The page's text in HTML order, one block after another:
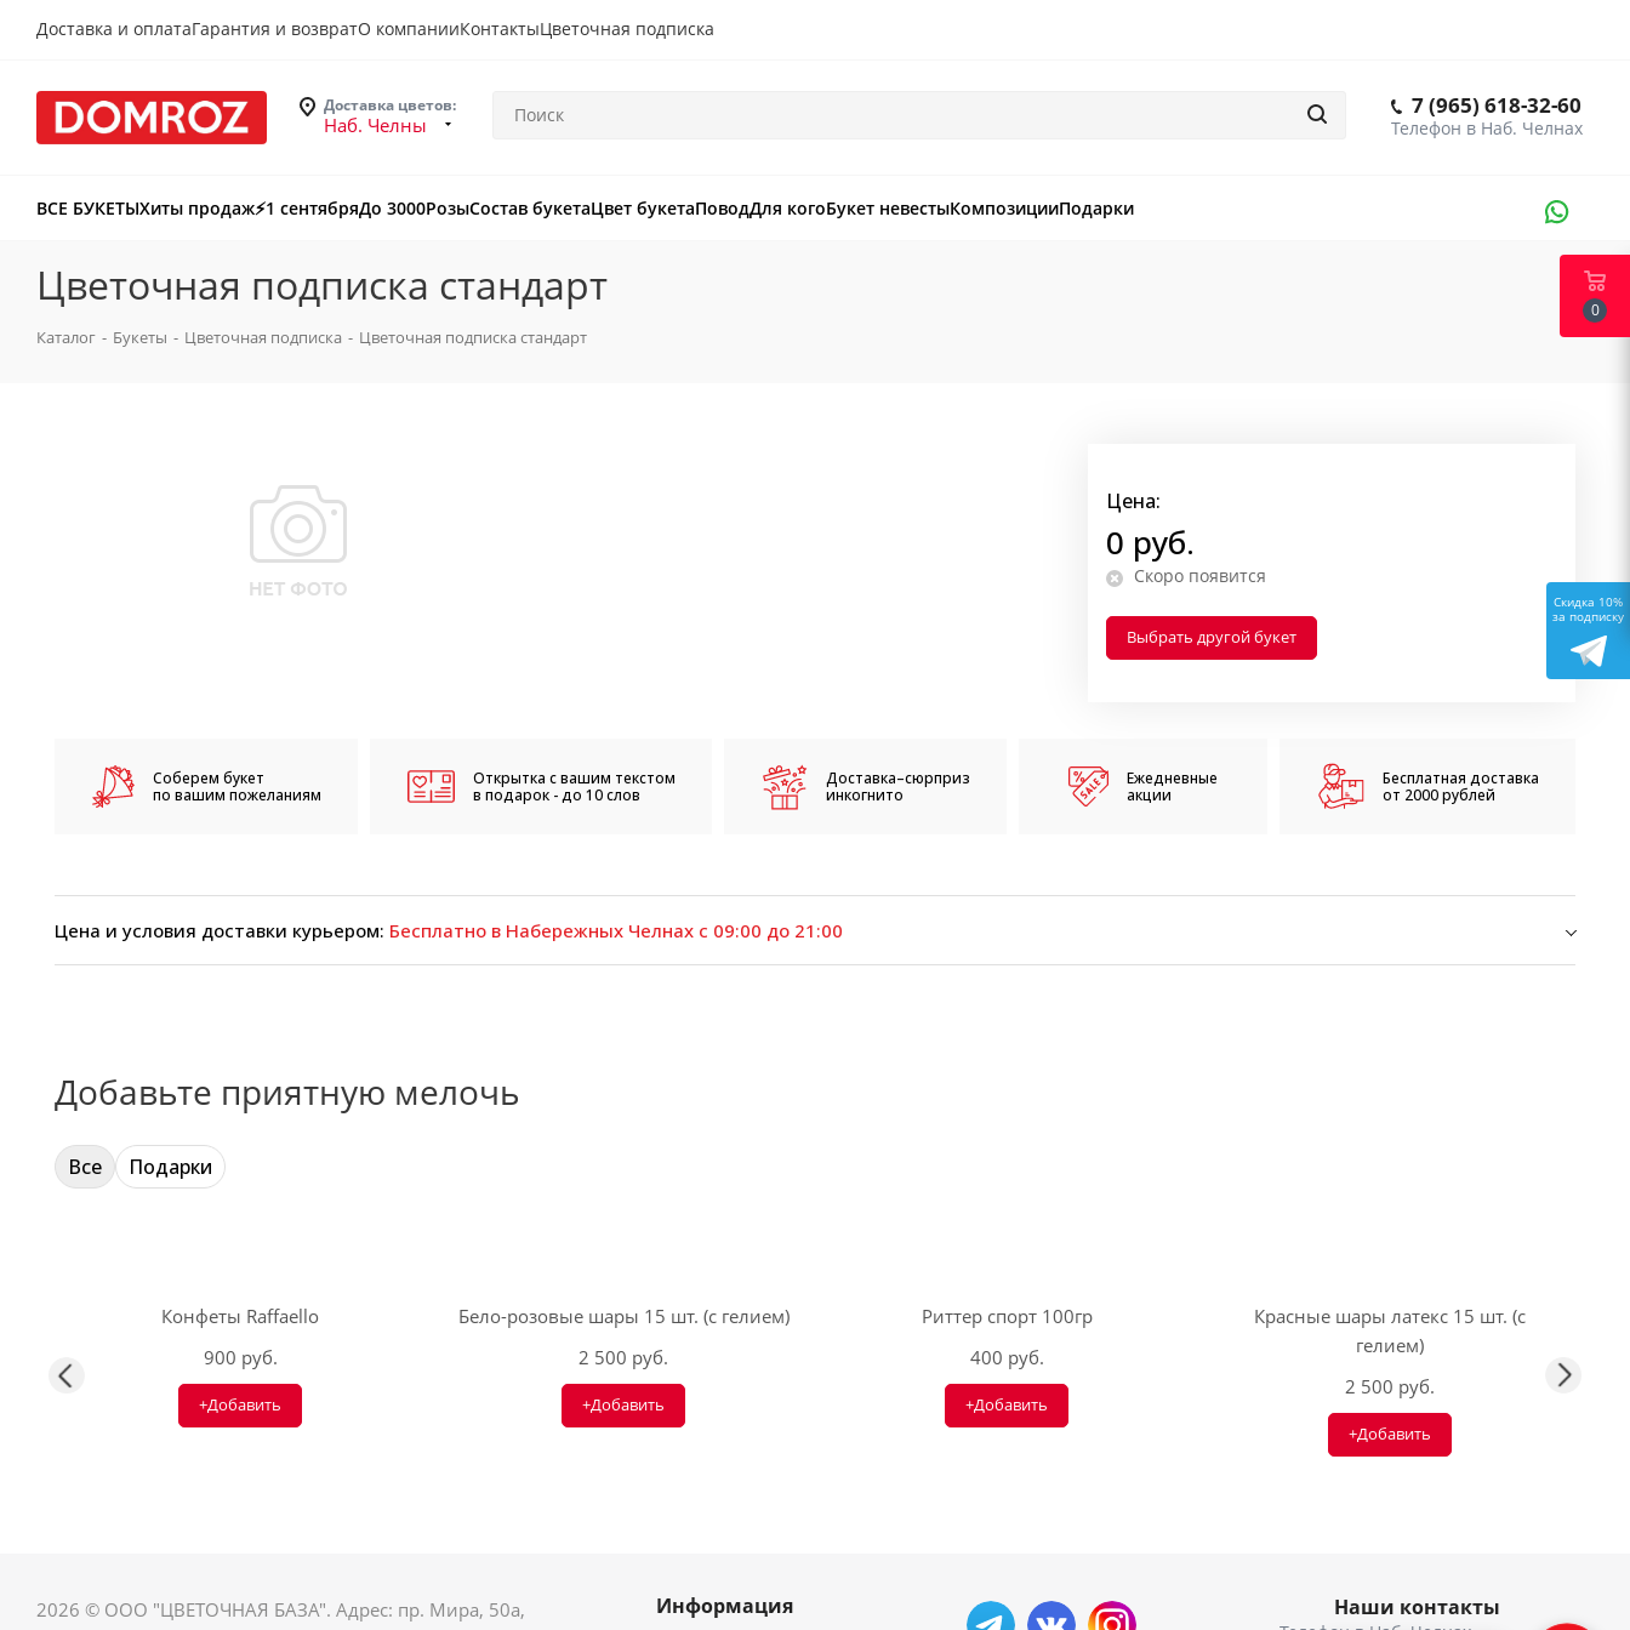
Доставка и оплатаГарантия и возвратО компанииКонтактыЦветочная подписка
Доставка цветов:
Наб. Челны
7 (965) 618-32-60
ВСЕ БУКЕТЫХиты продаж⚡️1 сентябряДо 3000РозыСостав букетаЦвет букетаПоводДля когоБукет невестыКомпозицииПодарки
Цветочная подписка стандарт
Каталог - Букеты - Цветочная подписка - Цветочная подписка стандарт
Цена:
0 руб.
Скоро появится
Выбрать другой букет
Соберем букет
по вашим пожеланиям
Открытка с вашим текстом
в подарок - до 10 слов
Доставка–сюрприз
инкогнито
Ежедневные
акции
Бесплатная доставка
от 2000 рублей
Цена и условия доставки курьером: Бесплатно в Набережных Челнах с 09:00 до 21:00
Добавьте приятную мелочь
Все Подарки
Конфеты Raffaello
900 руб.
+Добавить
Бело-розовые шары 15 шт. (с гелием)
2 500 руб.
+Добавить
Риттер спорт 100гр
400 руб.
+Добавить
Красные шары латекс 15 шт. (с
гелием)
2 500 руб.
+Добавить
2026 © ООО "ЦВЕТОЧНАЯ БАЗА". Адрес: пр. Мира, 50а,
Информация Наши контакты
0
Скидка 10%
за подписку